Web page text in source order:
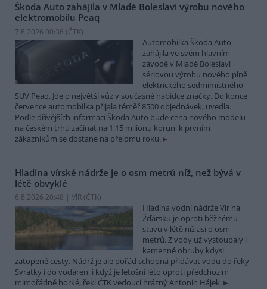
Škoda Auto zahájila v Mladé Boleslavi výrobu nového
elektromobilu Peaq
7.8.2026 00:36 (ČTK)
Automobilka Škoda Auto
zahájila ve svém hlavním
závodě v Mladé Boleslavi
sériovou výrobu nového plně
elektrického sedmimístného
SUV Peaq. Jde o největší vůz v současné nabídce značky. Do konce
července automobilka přijala téměř 8500 objednávek, uvedla.
Podle dřívějších informací Škoda Auto bude cena nového modelu
na českém trhu začínat na 1,15 milionu korun, k prvním
zákazníkům se dostane na přelomu roku.
Hladina vírské nádrže je o osm metrů níž, než bývá v
létě obvyklé
6.8.2026 20:48 | VÍR (ČTK)
Hladina vodní nádrže Vír na
Žďársku je oproti běžnému
stavu v létě níž asi o osm
metrů. Z vody už vystoupaly i
kamenné obruby kdysi
zatopené cesty. Nádrž je ale pořád schopná přidávat vodu do řeky
Svratky i do vodáren, i když je letošní léto oproti předchozím
mimořádně horké, řekl ČTK vedoucí hrázný Antonín Hájek.